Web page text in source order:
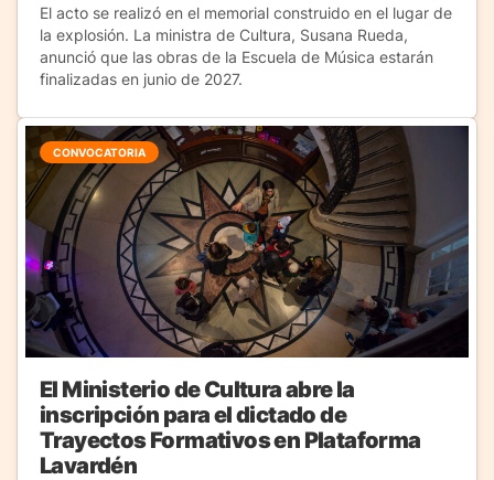
El acto se realizó en el memorial construido en el lugar de
la explosión. La ministra de Cultura, Susana Rueda,
anunció que las obras de la Escuela de Música estarán
finalizadas en junio de 2027.
CONVOCATORIA
El Ministerio de Cultura abre la
inscripción para el dictado de
Trayectos Formativos en Plataforma
Lavardén